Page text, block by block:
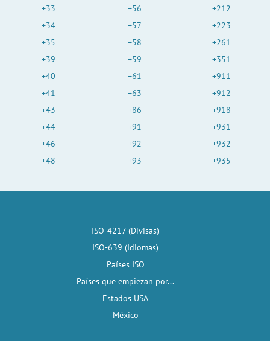
+33
+34
+35
+39
+40
+41
+43
+44
+46
+48
+56
+57
+58
+59
+61
+63
+86
+91
+92
+93
+212
+223
+261
+351
+911
+912
+918
+931
+932
+935
ISO-4217 (Divisas)
ISO-639 (Idiomas)
Países ISO
Países que empiezan por...
Estados USA
México